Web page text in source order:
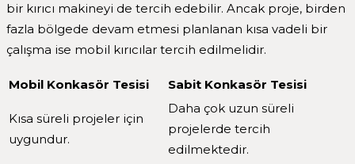
bir kırıcı makineyi de tercih edebilir. Ancak proje, birden
fazla bölgede devam etmesi planlanan kısa vadeli bir
çalışma ise mobil kırıcılar tercih edilmelidir.
Mobil Konkasör Tesisi Sabit Konkasör Tesisi
Kısa süreli projeler için
uygundur.
Daha çok uzun süreli
projelerde tercih
edilmektedir.